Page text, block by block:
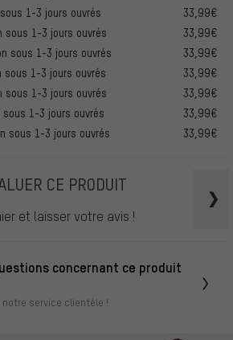
1-3 jours ouvrés
33,99€
sous 1-3 jours ouvrés
33,99€
sous 1-3 jours ouvrés
33,99€
sous 1-3 jours ouvrés
33,99€
sous 1-3 jours ouvrés
33,99€
1-3 jours ouvrés
33,99€
sous 1-3 jours ouvrés
33,99€
CE PRODUIT
et laisser votre avis !
concernant ce produit
service clientèle !